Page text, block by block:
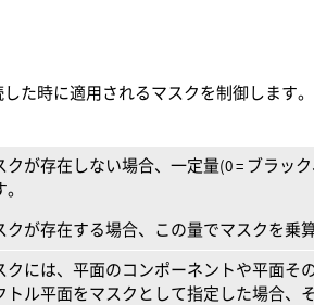
た時に適用されるマスクを制御します
クが存在しない場合、一定量(0 = ブラッ
クが存在する場合、この量でマスクを乗算
クには、平面のコンポーネントや平面そ
トル平面をマスクとして指定した場合、